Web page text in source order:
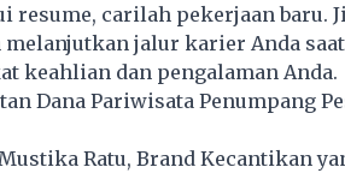
resume, carilah pekerjaan baru.
jalur karier Anda
keahlian dan pengalaman Anda.
Dana Pariwisata Penumpang
Ratu, Brand Kecantikan